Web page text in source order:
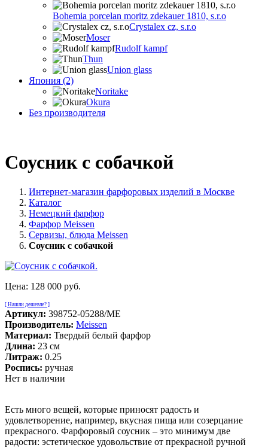
Bohemia porcelan moritz zdekauer 1810, s.r.o
Crystalex cz, s.r.o
Moser
Rudolf kampf
Thun
Union glass
Япония (2)
Noritake
Okura
Без производителя
Соусник с собачкой
Интернет-магазин фарфоровых изделий в Москве
Каталог
Немецкий фарфор
Фарфор Meissen
Сервизы, блюда Meissen
Соусник с собачкой
Цена: 128 000 руб.
[ Нашли дешевле? ]
Артикул: 398752-05288/ME
Производитель: Meissen
Материал: Твердый белый фарфор
Длина: 23 см
Литраж: 0.25
Роспись: ручная
Нет в наличии
Есть много вещей, которые приносят радость и
удовлетворение, например, вкусная пища или созерцание
прекрасного. Фарфоровый соусник – это минимум две
радости: эстетическое удовольствие от прекрасной ручной